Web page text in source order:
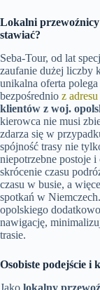
Lokalni przewoźnicy
stawiać?
Seba-Tour, od lat
zaufanie dużej liczby
unikalna oferta
bezpośrednio z
klientów z woj.
kierowca nie musi
zdarza się w
spójność trasy nie
niepotrzebne postoje i
skrócenie czasu
czasu w busie, a
spotkań w
opolskiego
nawigację,
trasie.
Osobiste podejście i
Jako lokalny